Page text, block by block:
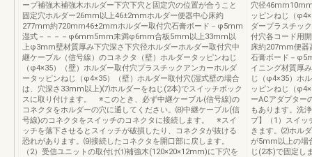
ープ補強木補強木ホルダー下穴下穴と固定穴の位置が合うこと
固定穴ホルダー26mm以上46±2mmホルダー便器中心床約
277mm約720mm46±2mmホルダー取付穴石膏ボード－φ5mm
湿式－－－－φ6mm5mm未満φ6mm合板5mm以上33mm以
上φ3mm壁材質厚み下穴深さ下穴径ホルダーホルダー取付穴中
継ケーブル（信号線）のコネクタ（壁）ホルダータッピンねじ
（φ4×35）（壁）ホルダー取付穴プラスチックアンカーホルダ
ータッピンねじ（φ4×35）（壁）ホルダー取付穴(湿式壁の場合
は、穴深さ33mm以上)⑺ホルダーをねじ(2本)でスイッチボック
スに取り付けます。 ※このとき、必ず中継ケーブル(信号線)の
コネクタをホルダーの穴に通してください。⑻中継ケーブル(信
号線)のコネクタをスイッチのコネクタに接続します。 ※スイ
ッチを落下させるとスイッチが破損したり、コネクタが抜ける
恐れがあります。⑼接続したコネクタを開口部に戻します。
（2）受信ユニットの取付け⑴補強木(120×20×12mm)に下穴を
穴径
ッピンねじ（
ダープラスチッ
付穴各コード用
床約207mm便
石膏ボード－
イニング材質厚
じ（φ4×35）ホ
ッピンねじ（
ーACアダプター
もあります。洗
プ】（1）スイ
きます。⑵ホル
が5mm以上の
じ(2本)で固定し